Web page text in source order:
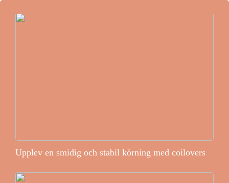
Upplev en smidig och stabil körning med coilovers